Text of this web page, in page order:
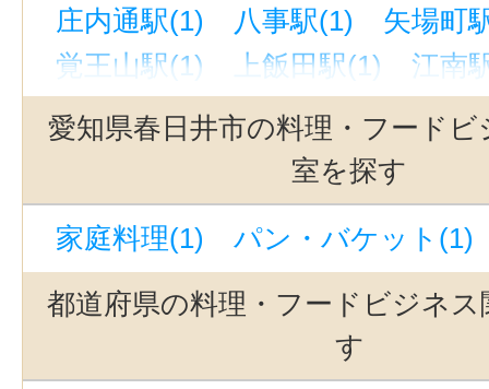
江南市(1)
知立市(1)
尾張旭市
岩倉市(1)
清須市(1) 長久手市
庄内通駅(1)
八事駅(1)
矢場町
覚王山駅(1)
上飯田駅(1)
江南
国際センター駅(1)
今池駅(愛知
はなみずき通駅(1)
知立駅(1)
名鉄名古屋駅(1)
金山駅(愛知)(1)
豊田市駅(1)
清洲駅(1)
中京競
岩倉駅(愛知)(1)
吹上駅(愛知)(1)
黄金駅(愛知)(1)
上挙母駅(1)
久屋大通駅(1) 有
愛知県春日井市の料理・フードビ
室を探す
家庭料理(1)
パン・バケット(1)
都道府県の料理・フードビジネス
す